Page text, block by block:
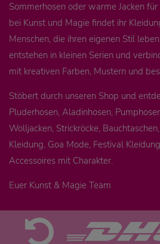
Sommerhosen oder warme Jacken
bei Kunst und Magie findet ihr
Menschen, die ihren eigenen Stil
entstehen in kleinen Serien und
mit kreativen Farben, Mustern und
Stöbert durch unseren Shop und
Pluderhosen, Aladinhosen,
Wolljacken, Strickröcke,
Kleidung, Goa Mode, Festival
Accessoires mit Charakter.
Euer Kunst & Magie Team